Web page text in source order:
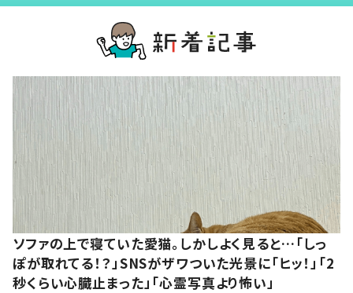
ソファの上で寝ていた愛猫。しかしよく見ると…「しっ
ぽが取れてる！？」SNSがザワついた光景に「ヒッ！」「2
秒くらい心臓止まった」「心霊写真より怖い」